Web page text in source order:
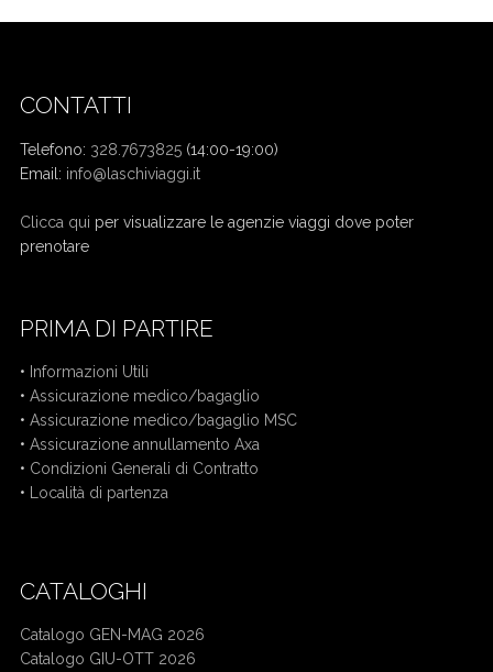
CONTATTI
Telefono: 328.7673825 (14:00-19:00)
Email: info@laschiviaggi.it
Clicca qui per visualizzare le agenzie viaggi dove poter
prenotare
PRIMA DI PARTIRE
• Informazioni Utili
• Assicurazione medico/bagaglio
• Assicurazione medico/bagaglio MSC
• Assicurazione annullamento Axa
• Condizioni Generali di Contratto
• Località di partenza
CATALOGHI
Catalogo GEN-MAG 2026
Catalogo GIU-OTT 2026